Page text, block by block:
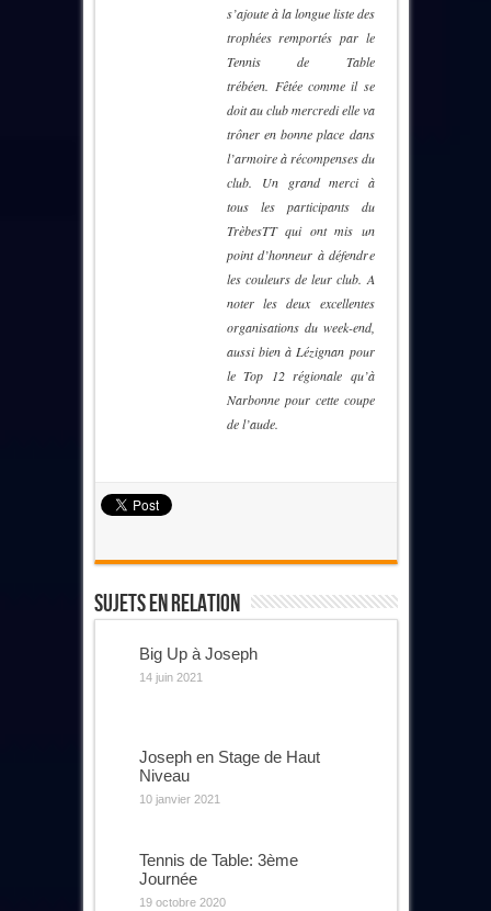
s’ajoute à la longue liste des
trophées remportés par le
Tennis de Table
trébéen. Fêtée comme il se
doit au club mercredi elle va
trôner en bonne place dans
l’armoire à récompenses du
club. Un grand merci à
tous les participants du
TrèbesTT qui ont mis un
point d’honneur à défendre
les couleurs de leur club. A
noter les deux excellentes
organisations du week-end,
aussi bien à Lézignan pour
le Top 12 régionale qu’à
Narbonne pour cette coupe
de l’aude.
Sujets En Relation
Big Up à Joseph
14 juin 2021
Joseph en Stage de Haut
Niveau
10 janvier 2021
Tennis de Table: 3ème
Journée
19 octobre 2020